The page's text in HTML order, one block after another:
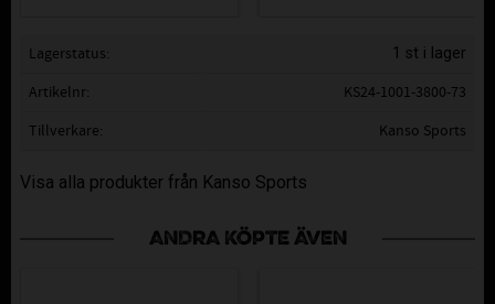
Lagerstatus 1 st i lager
Artikelnr
KS24-1001-3800-73
Tillverkare
Kanso Sports
Visa alla produkter från Kanso Sports
ANDRA KÖPTE ÄVEN